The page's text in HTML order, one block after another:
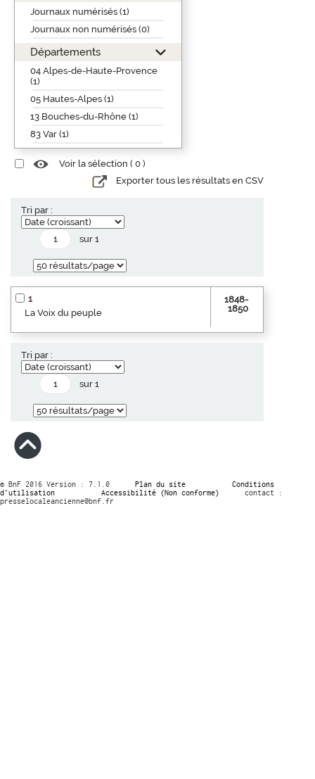
Journaux numérisés (1)
Journaux non numérisés (0)
Départements
04 Alpes-de-Haute-Provence
(1)
05 Hautes-Alpes (1)
13 Bouches-du-Rhône (1)
83 Var (1)
Voir la sélection ( 0 )
Exporter tous les résultats en CSV
Tri par :
sur 1
1
La Voix du peuple
1848-
1850
Tri par :
sur 1
© BnF 2016 Version : 7.1.0 Plan du site
Conditions
d’utilisation
Accessibilité (Non conforme)
contact :
presselocaleancienne@bnf.fr